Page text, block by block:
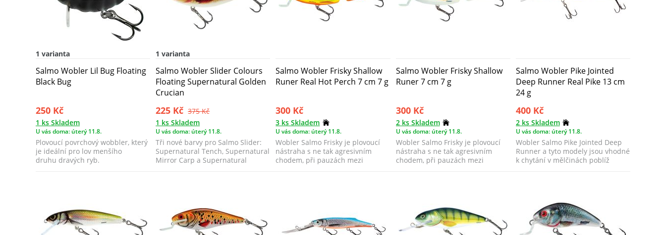
1 varianta
Salmo Wobler Lil Bug Floating
Black Bug
250 Kč
1 ks Skladem
U vás doma: úterý 11.8.
Plovoucí povrchový wobbler, který
je ideální pro lov menšího
druhu dravých ryb.
1 varianta
Salmo Wobler Slider Colours
Floating Supernatural Golden
Crucian
225 Kč 375 Kč
1 ks Skladem
U vás doma: úterý 11.8.
Tři nové barvy pro Salmo Slider:
Supernatural Tench, Supernatural
Mirror Carp a Supernatural
Salmo Wobler Frisky Shallow
Runer Real Hot Perch 7 cm 7 g
300 Kč
3 ks Skladem
U vás doma: úterý 11.8.
Wobler Salmo Frisky je plovoucí
nástraha s ne tak agresivním
chodem, při pauzách mezi
Salmo Wobler Frisky Shallow
Runer 7 cm 7 g
300 Kč
2 ks Skladem
U vás doma: úterý 11.8.
Wobler Salmo Frisky je plovoucí
nástraha s ne tak agresivním
chodem, při pauzách mezi
Salmo Wobler Pike Jointed
Deep Runner Real Pike 13 cm
24 g
400 Kč
2 ks Skladem
U vás doma: úterý 11.8.
Wobler Salmo Pike Jointed Deep
Runner a tyto modely jsou vhodné
k chytání v mělčinách poblíž